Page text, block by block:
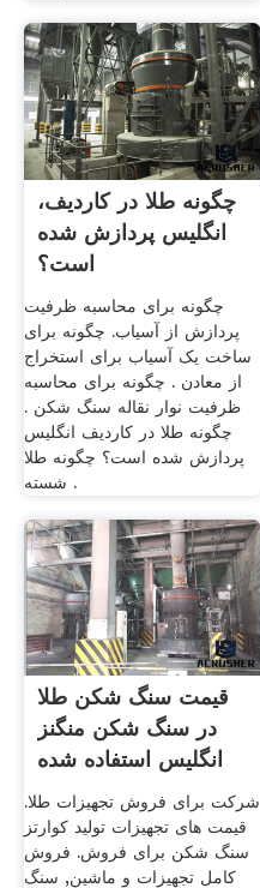
چگونه طلا در کاردیف،
انگلیس پردازش شده
است؟
چگونه برای محاسبه ظرفیت
پردازش از آسیاب. چگونه برای
ساخت یک آسیاب برای استخراج
از معادن . چگونه برای محاسبه
ظرفیت نوار نقاله سنگ شکن .
چگونه طلا در کاردیف انگلیس
پردازش شده است؟ چگونه طلا
شسته .
قیمت سنگ شکن طلا
در سنگ شکن منگنز
انگلیس استفاده شده
است
شرکت برای فروش تجهیزات طلا.
قیمت های تجهیزات تولید کوارتز
سنگ شکن برای فروش. فروش
کامل تجهیزات و ماشین, سنگ